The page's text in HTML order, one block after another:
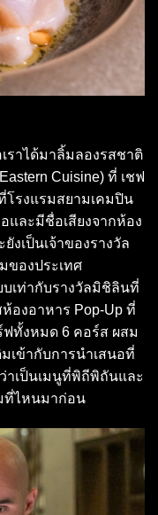
ราได้มาลิ้มลองรสชาติ
Cuisine) ที่ เชฟ
โรงแรมสยามเคมปิน
และมีชื่อเสียงจากห้อง
งเป็นเจ้าของรางวัล
ของประเทศ
บเท่ากับรางวัลมิชิลินที่
องอาหาร Pop-Up ที่
ฟทั้งหมด 6 คอร์ส ผสม
เข้ากับการนำเสนอที่
าเป็นเมนูที่พิถีพิถันและ
ที่ไหนมาก่อน